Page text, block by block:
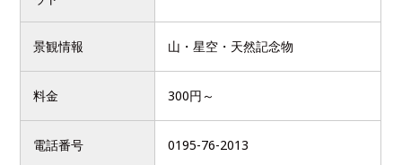
景観情報 山・星空・天然記念物
料金 300円～
電話番号 0195-76-2013